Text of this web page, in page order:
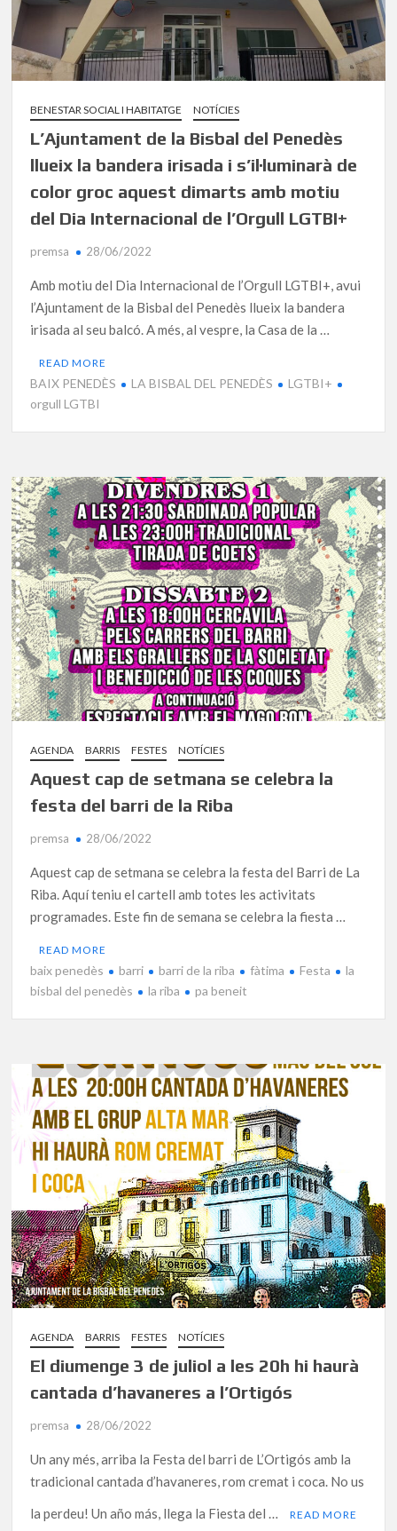
BENESTAR SOCIAL I HABITATGE NOTÍCIES
L’Ajuntament de la Bisbal del Penedès
llueix la bandera irisada i s’il·luminarà de
color groc aquest dimarts amb motiu
del Dia Internacional de l’Orgull LGTBI+
premsa 28/06/2022
Amb motiu del Dia Internacional de l’Orgull LGTBI+, avui
l’Ajuntament de la Bisbal del Penedès llueix la bandera
irisada al seu balcó. A més, al vespre, la Casa de la …
READ MORE
BAIX PENEDÈS LA BISBAL DEL PENEDÈS
LGTBI+
orgull LGTBI
AGENDA BARRIS FESTES NOTÍCIES
Aquest cap de setmana se celebra la
festa del barri de la Riba
premsa 28/06/2022
Aquest cap de setmana se celebra la festa del Barri de La
Riba. Aquí teniu el cartell amb totes les activitats
programades. Este fin de semana se celebra la fiesta …
READ MORE
baix penedès barri barri de la riba fàtima Festa
la
bisbal del penedès
la riba pa beneit
AGENDA BARRIS FESTES NOTÍCIES
El diumenge 3 de juliol a les 20h hi haurà
cantada d’havaneres a l’Ortigós
premsa 28/06/2022
Un any més, arriba la Festa del barri de L’Ortigós amb la
tradicional cantada d’havaneres, rom cremat i coca. No us
la perdeu! Un año más, llega la Fiesta del …
READ MORE